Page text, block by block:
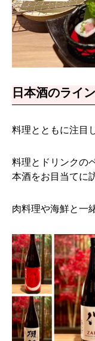
日本酒のライ
料理とともに注目
料理とドリンクの
本酒をお目当てに
肉料理や海鮮と一